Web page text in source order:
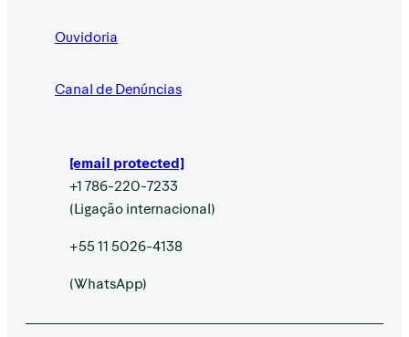
Ouvidoria
Canal de Denúncias
[email protected]
+1 786-220-7233
(Ligação internacional)
+55 11 5026-4138
(WhatsApp)